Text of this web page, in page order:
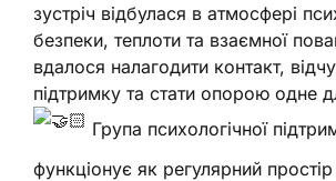
зустріч відбулася в атмосфері
безпеки, теплоти та взаємної
вдалося налагодити контакт,
підтримку та стати опорою одне
Група психологічної
функціонує як регулярний